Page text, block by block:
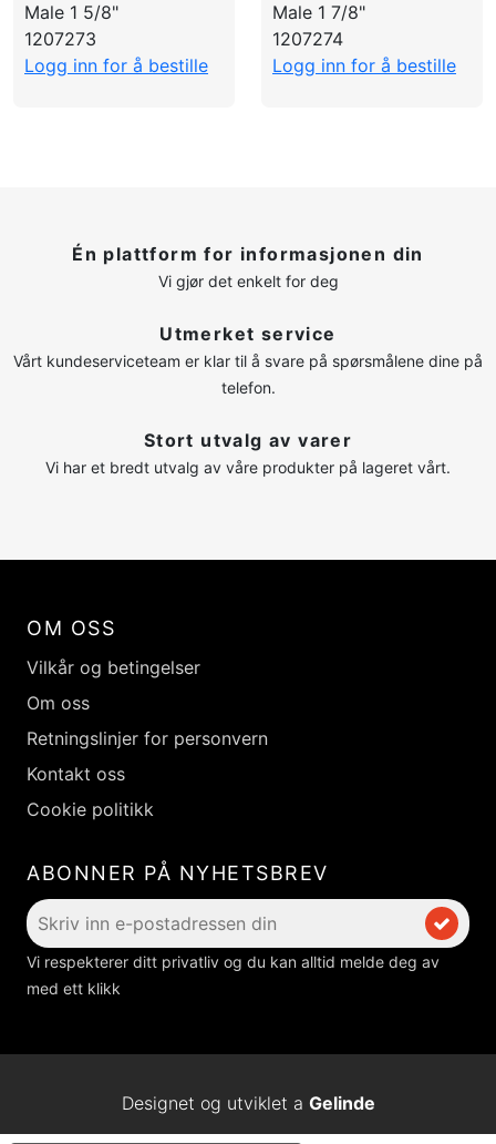
Male 1 5/8"
1207273
Logg inn for å bestille
Male 1 7/8"
1207274
Logg inn for å bestille
Én plattform for informasjonen din
Vi gjør det enkelt for deg
Utmerket service
Vårt kundeserviceteam er klar til å svare på spørsmålene dine på
telefon.
Stort utvalg av varer
Vi har et bredt utvalg av våre produkter på lageret vårt.
OM OSS
Vilkår og betingelser
Om oss
Retningslinjer for personvern
Kontakt oss
Cookie politikk
ABONNER PÅ NYHETSBREV
Vi respekterer ditt privatliv og du kan alltid melde deg av
med ett klikk
Designet og utviklet a Gelinde